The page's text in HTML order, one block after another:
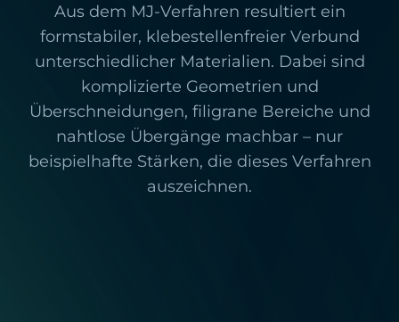
Aus dem MJ-Verfahren resultiert ein
formstabiler, klebestellenfreier Verbund
unterschiedlicher Materialien. Dabei sind
komplizierte Geometrien und
Überschneidungen, filigrane Bereiche und
nahtlose Übergänge machbar – nur
beispielhafte Stärken, die dieses Verfahren
auszeichnen.